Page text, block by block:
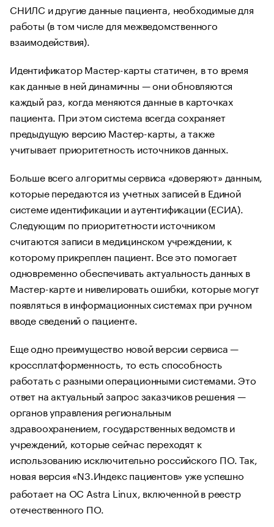
СНИЛС и другие данные пациента, необходимые для
работы (в том числе для межведомственного
взаимодействия).
Идентификатор Мастер-карты статичен, в то время
как данные в ней динамичны — они обновляются
каждый раз, когда меняются данные в карточках
пациента. При этом система всегда сохраняет
предыдущую версию Мастер-карты, а также
учитывает приоритетность источников данных.
Больше всего алгоритмы сервиса «доверяют» данным,
которые передаются из учетных записей в Единой
системе идентификации и аутентификации (ЕСИА).
Следующим по приоритетности источником
считаются записи в медицинском учреждении, к
которому прикреплен пациент. Все это помогает
одновременно обеспечивать актуальность данных в
Мастер-карте и нивелировать ошибки, которые могут
появляться в информационных системах при ручном
вводе сведений о пациенте.
Еще одно преимущество новой версии сервиса —
кроссплатформенность, то есть способность
работать с разными операционными системами. Это
ответ на актуальный запрос заказчиков решения —
органов управления региональным
здравоохранением, государственных ведомств и
учреждений, которые сейчас переходят к
использованию исключительно российского ПО. Так,
новая версия «N3.Индекс пациентов» уже успешно
работает на ОС Astra Linux, включенной в реестр
отечественного ПО.